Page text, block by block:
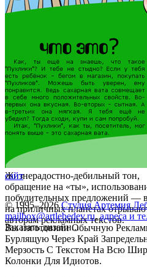
Жизнерадостно-дебильный тон,
обращение на «ты»,
побудительных предложений —
на приличных планетах
авторам рекламных текстов.
Вы изготовили Обычную
Бурлящую Через Край
Мерзость С Текстом На Всю
Колонки Для Идиотов.
сайт
© 1995–2026 Студия Артемия
mailbox@artlebedev.ru, адреса и
Заказать дизайн...